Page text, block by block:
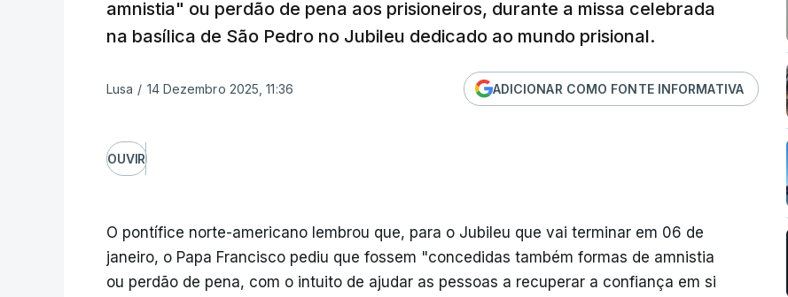
amnistia" ou perdão de pena aos prisioneiros, durante a missa celebrada
na basílica de São Pedro no Jubileu dedicado ao mundo prisional.
Lusa / 14 Dezembro 2025, 11:36 ADICIONAR COMO FONTE INFORMATIVA
OUVIR
O pontífice norte-americano lembrou que, para o Jubileu que vai terminar em 06 de
janeiro, o Papa Francisco pediu que fossem "concedidas também formas de amnistia
ou perdão de pena, com o intuito de ajudar as pessoas a recuperar a confiança em si